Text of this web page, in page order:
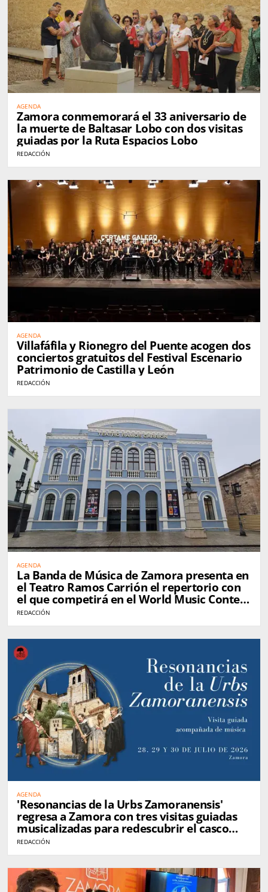
AGENDA
Zamora conmemorará el 33 aniversario de
la muerte de Baltasar Lobo con dos visitas
guiadas por la Ruta Espacios Lobo
REDACCIÓN
AGENDA
Villafáfila y Rionegro del Puente acogen dos
conciertos gratuitos del Festival Escenario
Patrimonio de Castilla y León
REDACCIÓN
AGENDA
La Banda de Música de Zamora presenta en
el Teatro Ramos Carrión el repertorio con
el que competirá en el World Music Contest
de Kerkrade
REDACCIÓN
AGENDA
'Resonancias de la Urbs Zamoranensis'
regresa a Zamora con tres visitas guiadas
musicalizadas para redescubrir el casco
histórico
REDACCIÓN